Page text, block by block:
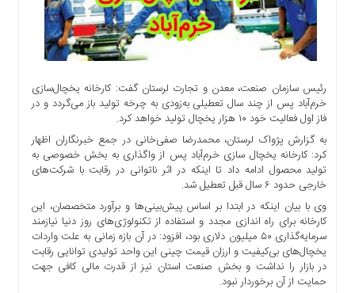
ورزشی
فرهنگی
علمی
دسترسی
سریع
ارتباط
برگه
نمونه
رئیس سازمان صنعت، معدن و تجارت لرستان گفت: کارخانه یخچال‌سازی
خرم‌آباد پس از چند سال تعطیلی به‌زودی به چرخه تولید باز می‌گردد و در
فاز اول فعالیت خود ۱۰ هزار یخچال تولید خواهد کرد.
به گزارش پژواک لرستان، محمدرضا صفی‌خانی در جمع خبرنگاران اظهار
کرد: کارخانه یخچال سازی خرم‌آباد پس از واگذاری به بخش خصوصی به
تولید محصول ادامه داد تا اینکه در اثر ناتوانی در رقابت با شرکت‌های
خارجی حدود ۶ سال قبل تعطیل شد.
وی با بیان اینکه در ابتدا بر اساس پیش‌بینی‌ها و برآورد متخصصان، این
کارخانه برای راه اندازی مجدد و استفاده از تکنولوژی‌های روز دنیا نیازمند
سرمایه‌گذاری ۵۰ میلیون دلاری بود، افزود: در آن بازه زمانی به علت واردات
یخچال‌های بی‌کیفیت و ارزان قیمت چینی این واحد تولیدی توانایی رقابت
در بازار را نداشت و بخش صنعت استان نیز از قدرت مالی کافی جهت
حمایت از آن برخوردار نبود.